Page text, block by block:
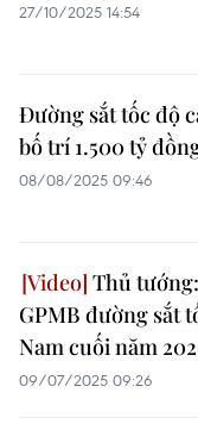
27/10/2025 14:54
Đường sắt tốc độ
bố trí 1.500 tỷ
08/08/2025 09:46
Thủ
GPMB đường sắt
Nam cuối năm
09/07/2025 09:26